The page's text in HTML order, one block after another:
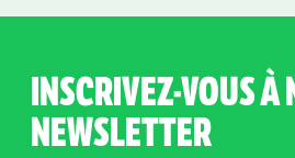
INSCRIVEZ-VOUS À
NEWSLETTER